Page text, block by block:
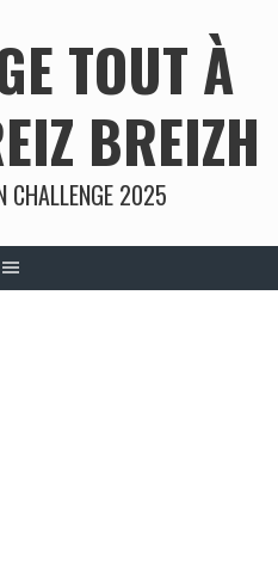
TOUT À
BREIZH
CHALLENGE 2025